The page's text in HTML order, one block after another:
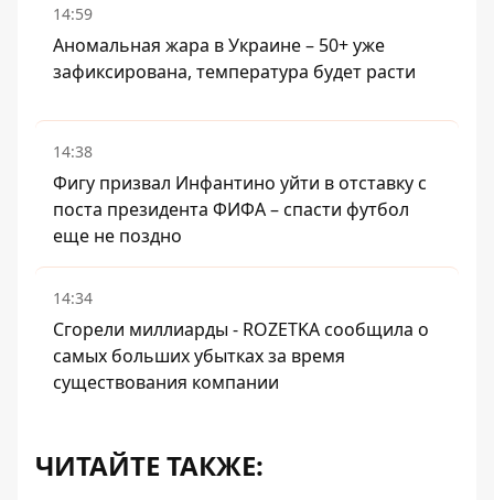
14:59
Аномальная жара в Украине – 50+ уже
зафиксирована, температура будет расти
14:38
Фигу призвал Инфантино уйти в отставку с
поста президента ФИФА – спасти футбол
еще не поздно
14:34
Сгорели миллиарды - ROZETKA сообщила о
самых больших убытках за время
существования компании
ЧИТАЙТЕ ТАКЖЕ: